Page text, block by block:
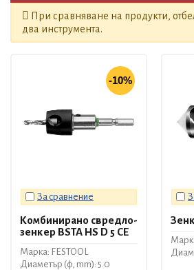
При сравняване на продукти,
два инструмента.
-10%
За сравнение
Комбинирано свредло-
зенкер BSTA HS D 5 CE
Марка: FESTOOL
Диаметър (ф, mm): 5.0